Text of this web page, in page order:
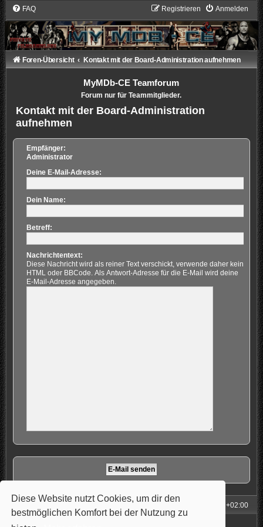
Diese Website nutzt Cookies, um dir den
bestmöglichen Komfort bei der Nutzung zu
FAQ Anmelden
Registrieren
Foren-Übersicht Kontakt mit der Board-Administration aufnehmen
MyMDb-CE Teamforum
Forum nur für Teammitglieder.
Kontakt mit der Board-Administration
aufnehmen
Empfänger:
Administrator
Deine E-Mail-Adresse:
Dein Name:
Betreff:
Nachrichtentext:
Diese Nachricht wird als reiner Text verschickt, verwende daher kein
HTML oder BBCode. Als Antwort-Adresse für die E-Mail wird deine
E-Mail-Adresse angegeben.
UTC+02:00
Powered by